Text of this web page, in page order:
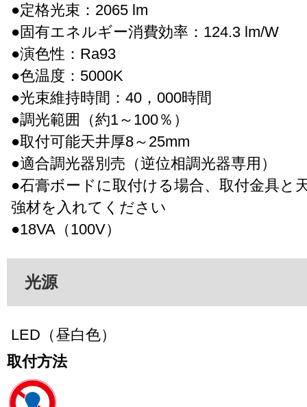
●定格光束：2065 lm
●固有エネルギー消費効率：124.3 lm/W
●演色性：Ra93
●色温度：5000K
●光束維持時間：40，000時間
●調光範囲（約1～100％）
●取付可能天井厚8～25mm
●適合調光器別売（逆位相調光器専用）
●石膏ボードに取付ける場合、取付金具と
強材を入れてください
●18VA（100V）
光源
LED（昼白色）
取付方法